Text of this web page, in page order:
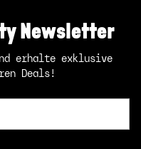
Newsletter
erhalte exklusive
Deals!